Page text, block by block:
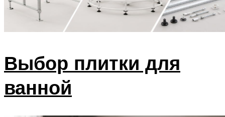
Выбор плитки для
ванной